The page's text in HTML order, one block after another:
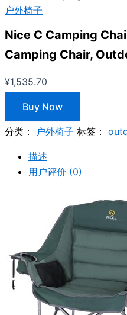
户外椅子
Nice C Camping
Camping Chair,
¥1,535.70
Buy Now
分类： 户外椅子 标签：
描述
用户评价 (0)